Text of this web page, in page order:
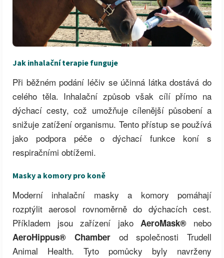
Jak inhalační terapie funguje
Při běžném podání léčiv se účinná látka dostává do
celého těla. Inhalační způsob však cílí přímo na
dýchací cesty, což umožňuje cílenější působení a
snižuje zatížení organismu. Tento přístup se používá
jako podpora péče o dýchací funkce koní s
respiračními obtížemi.
Masky a komory pro koně
Moderní inhalační masky a komory pomáhají
rozptýlit aerosol rovnoměrně do dýchacích cest.
Příkladem jsou zařízení jako AeroMask® nebo
AeroHippus® Chamberod společnosti Trudell
Animal Health. Tyto pomůcky byly navrženy